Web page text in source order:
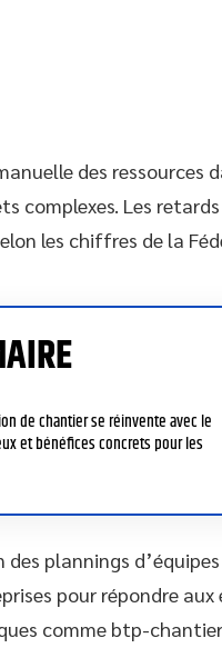
des ressources
complexes. Les
les chiffres de la
de chantier se réinvente avec le
et bénéfices concrets pour les
plannings
pour répondre aux
comme btp-